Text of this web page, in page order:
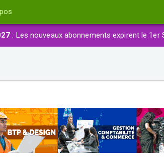
: Les nouveaux abonnements expirent le 1er